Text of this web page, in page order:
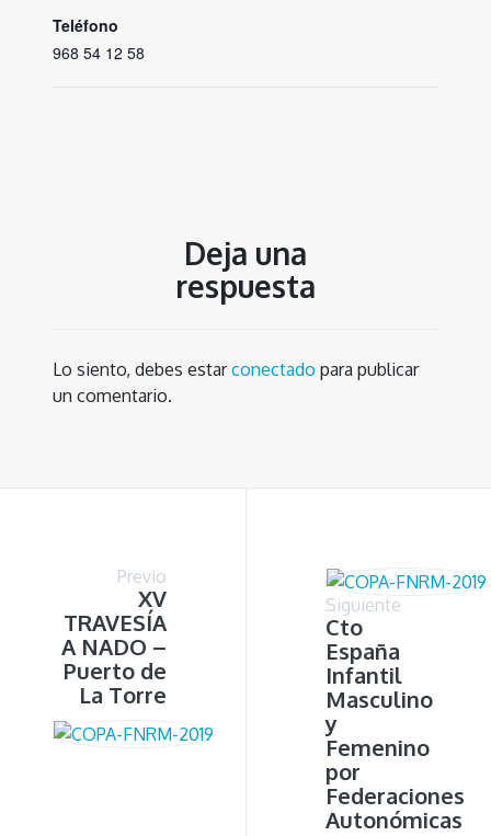
Teléfono
968 54 12 58
Deja una
respuesta
Lo siento, debes estarconectado para publicar
un comentario.
Previo
XV
TRAVESÍA
A NADO –
Puerto de
La Torre
Siguiente
Cto
España
Infantil
Masculino
y
Femenino
por
Federaciones
Autonómicas